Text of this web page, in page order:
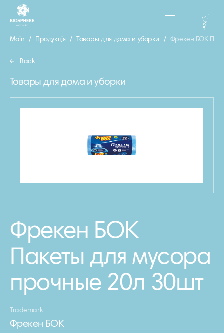
Main / Продукція / Товары для дома и уборки / Фрекен БОК
Back
Товары для дома и уборки
Фрекен БОК
Пакеты для мусора
прочные 20л 30шт
Trademark
Фрекен БОК